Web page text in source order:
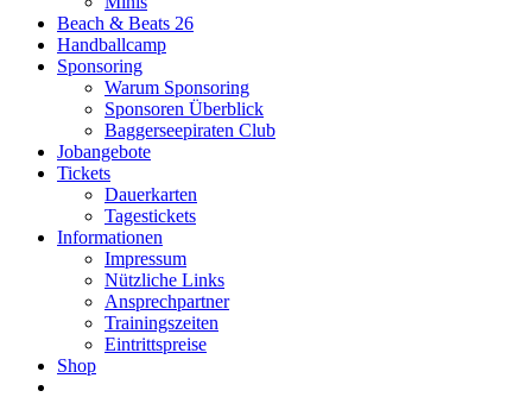
Beach & Beats 26
Handballcamp
Sponsoring
Warum Sponsoring
Sponsoren Überblick
Baggerseepiraten Club
Jobangebote
Tickets
Dauerkarten
Tagestickets
Informationen
Impressum
Nützliche Links
Ansprechpartner
Trainingszeiten
Eintrittspreise
Shop